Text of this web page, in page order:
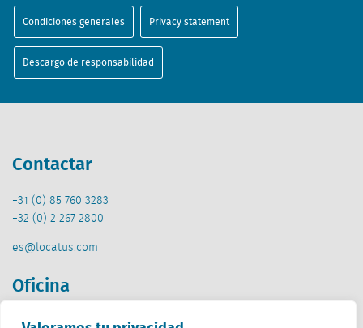
Condiciones generales Privacy statement
Descargo de responsabilidad
Contactar
+31 (0) 85 760 3283
+32 (0) 2 267 2800
es@locatus.com
Oficina
Países Bajos (HQ)